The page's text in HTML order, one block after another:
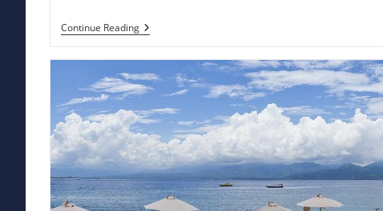
Continue ReadingPamukkale:
Keajaiban
Yang
Wajib
Kunjungi